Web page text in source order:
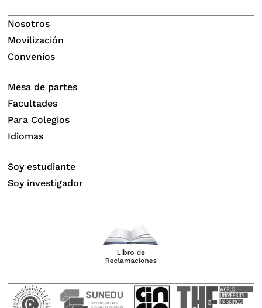
Nosotros
Movilización
Convenios
Mesa de partes
Facultades
Para Colegios
Idiomas
Soy estudiante
Soy investigador